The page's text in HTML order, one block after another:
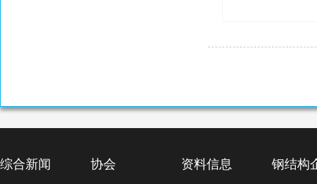
综合新闻 协会 资料信息 钢结构